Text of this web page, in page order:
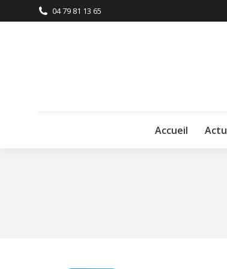
04 79 81 13 65
Accueil Actu